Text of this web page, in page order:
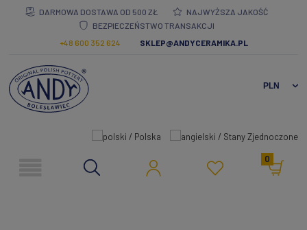
DARMOWA DOSTAWA OD 500 ZŁ
NAJWYŻSZA JAKOŚĆ
BEZPIECZEŃSTWO TRANSAKCJI
+48 600 352 624
SKLEP@ANDYCERAMIKA.PL
0